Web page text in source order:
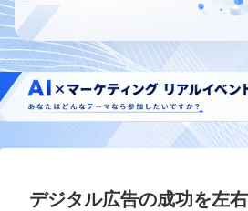
デジタル広告の成功を左